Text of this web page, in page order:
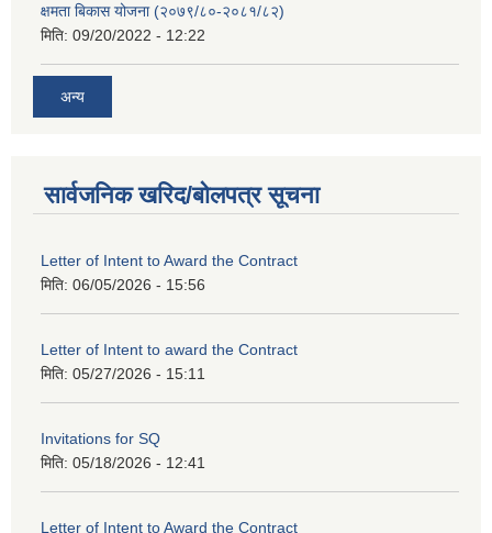
क्षमता बिकास योजना (२०७९/८०-२०८१/८२)
मिति: 09/20/2022 - 12:22
अन्य
सार्वजनिक खरिद/बोलपत्र सूचना
Letter of Intent to Award the Contract
मिति: 06/05/2026 - 15:56
Letter of Intent to award the Contract
मिति: 05/27/2026 - 15:11
Invitations for SQ
मिति: 05/18/2026 - 12:41
Letter of Intent to Award the Contract